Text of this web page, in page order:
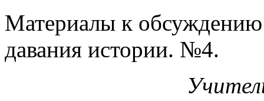
Материалы к
давания истории. №4.